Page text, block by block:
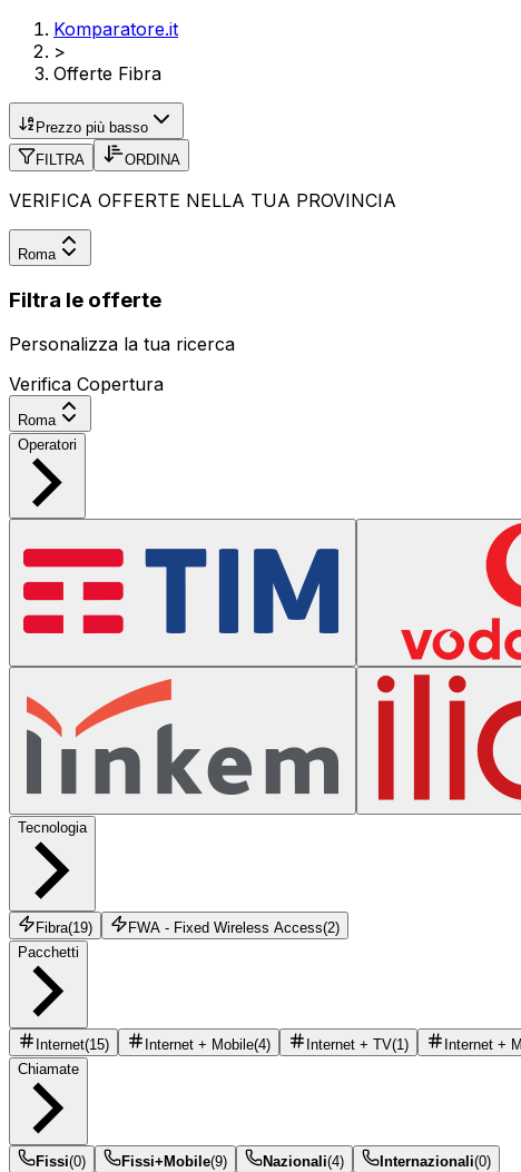
Komparatore.it
>
Offerte Fibra
Prezzo più basso
FILTRA
ORDINA
VERIFICA OFFERTE NELLA TUA PROVINCIA
Roma
Filtra le offerte
Personalizza la tua ricerca
Verifica Copertura
Roma
Operatori
Tecnologia
Fibra(19) FWA - Fixed Wireless Access(2)
Pacchetti
Internet(15) Internet + Mobile(4) Internet + TV(1) Internet +
Chiamate
Fissi(0) Fissi+Mobile(9) Nazionali(4) Internazionali(0)